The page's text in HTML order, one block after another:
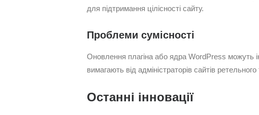
для підтримання цілісності сайту.
Проблеми сумісності
Оновлення плагіна або ядра WordPress можуть
вимагають від адміністраторів сайтів
Останні інновації